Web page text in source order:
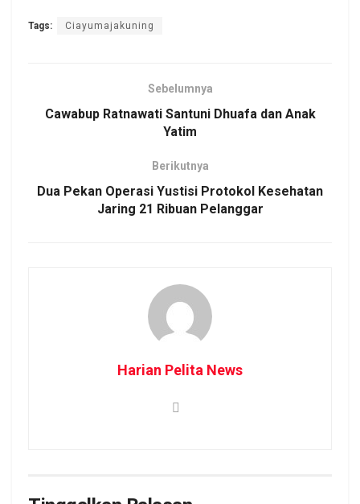
Tags: Ciayumajakuning
Sebelumnya
Cawabup Ratnawati Santuni Dhuafa dan Anak
Yatim
Berikutnya
Dua Pekan Operasi Yustisi Protokol Kesehatan
Jaring 21 Ribuan Pelanggar
Harian Pelita News